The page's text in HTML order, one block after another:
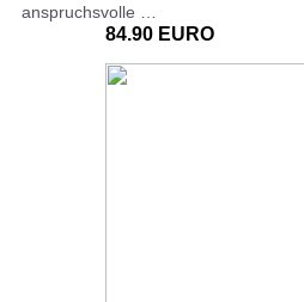
anspruchsvolle …
84.90 EURO